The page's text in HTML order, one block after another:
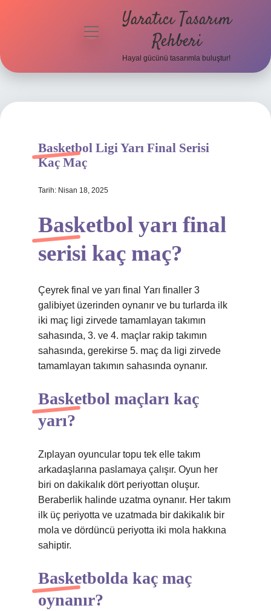
Hakkımızda
menüyü
Yaratıcı Tasarım
Rehberi
Hayal gücünü tasarımla buluştur!
Basketbol Ligi Yarı Final Serisi
Kaç Maç
Tarih: Nisan 18, 2025
Basketbol yarı final
serisi kaç maç?
Çeyrek final ve yarı final Yarı finaller 3
galibiyet üzerinden oynanır ve bu turlarda ilk
iki maç ligi zirvede tamamlayan takımın
sahasında, 3. ve 4. maçlar rakip takımın
sahasında, gerekirse 5. maç da ligi zirvede
tamamlayan takımın sahasında oynanır.
Basketbol maçları kaç
yarı?
Zıplayan oyuncular topu tek elle takım
arkadaşlarına paslamaya çalışır. Oyun her
biri on dakikalık dört periyottan oluşur.
Beraberlik halinde uzatma oynanır. Her takım
ilk üç periyotta ve uzatmada bir dakikalık bir
mola ve dördüncü periyotta iki mola hakkına
sahiptir.
Basketbolda kaç maç
oynanır?